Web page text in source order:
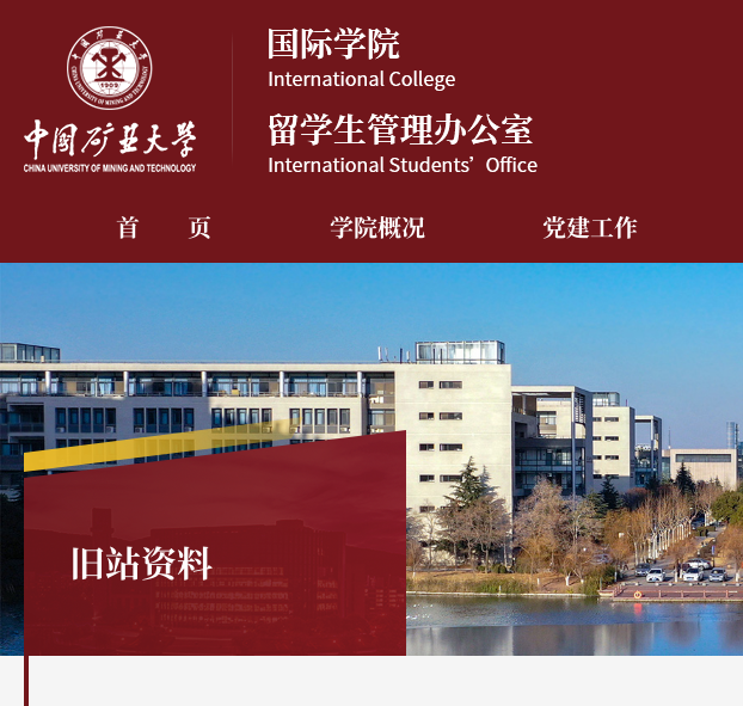
首 页 学院概况 党建工作
旧站资料